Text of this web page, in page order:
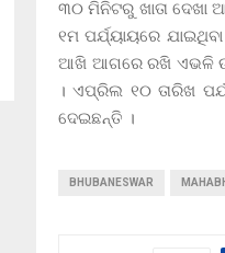
୩୦ ମିନିଟରୁ ଖାତା ଦେଖା
୧ମ ପର୍ଯ୍ୟାୟରେ
ଆଖି ଆଗରେ ରଖି ଏଭଳି
। ଏପ୍ରିଲ ୧୦ ତାରିଖ
ଦେଇଛନ୍ତି ।
BHUBANESWAR